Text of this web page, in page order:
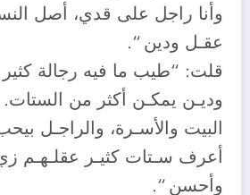
وأنا راجل على قدي، أصل
عقـل ودين “.
قلت: “طيب ما فيه رجالة
وديـن يمكـن أكثر من الستات.
البيت والأسـرة، والراجـل
أعرف سـتات كثيـر عقلـهـم
وأحسن “.